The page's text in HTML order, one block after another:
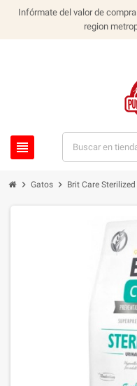
Infórmate del valor de
region
view_headline
chevron_right Gatos chevron_right Brit Care